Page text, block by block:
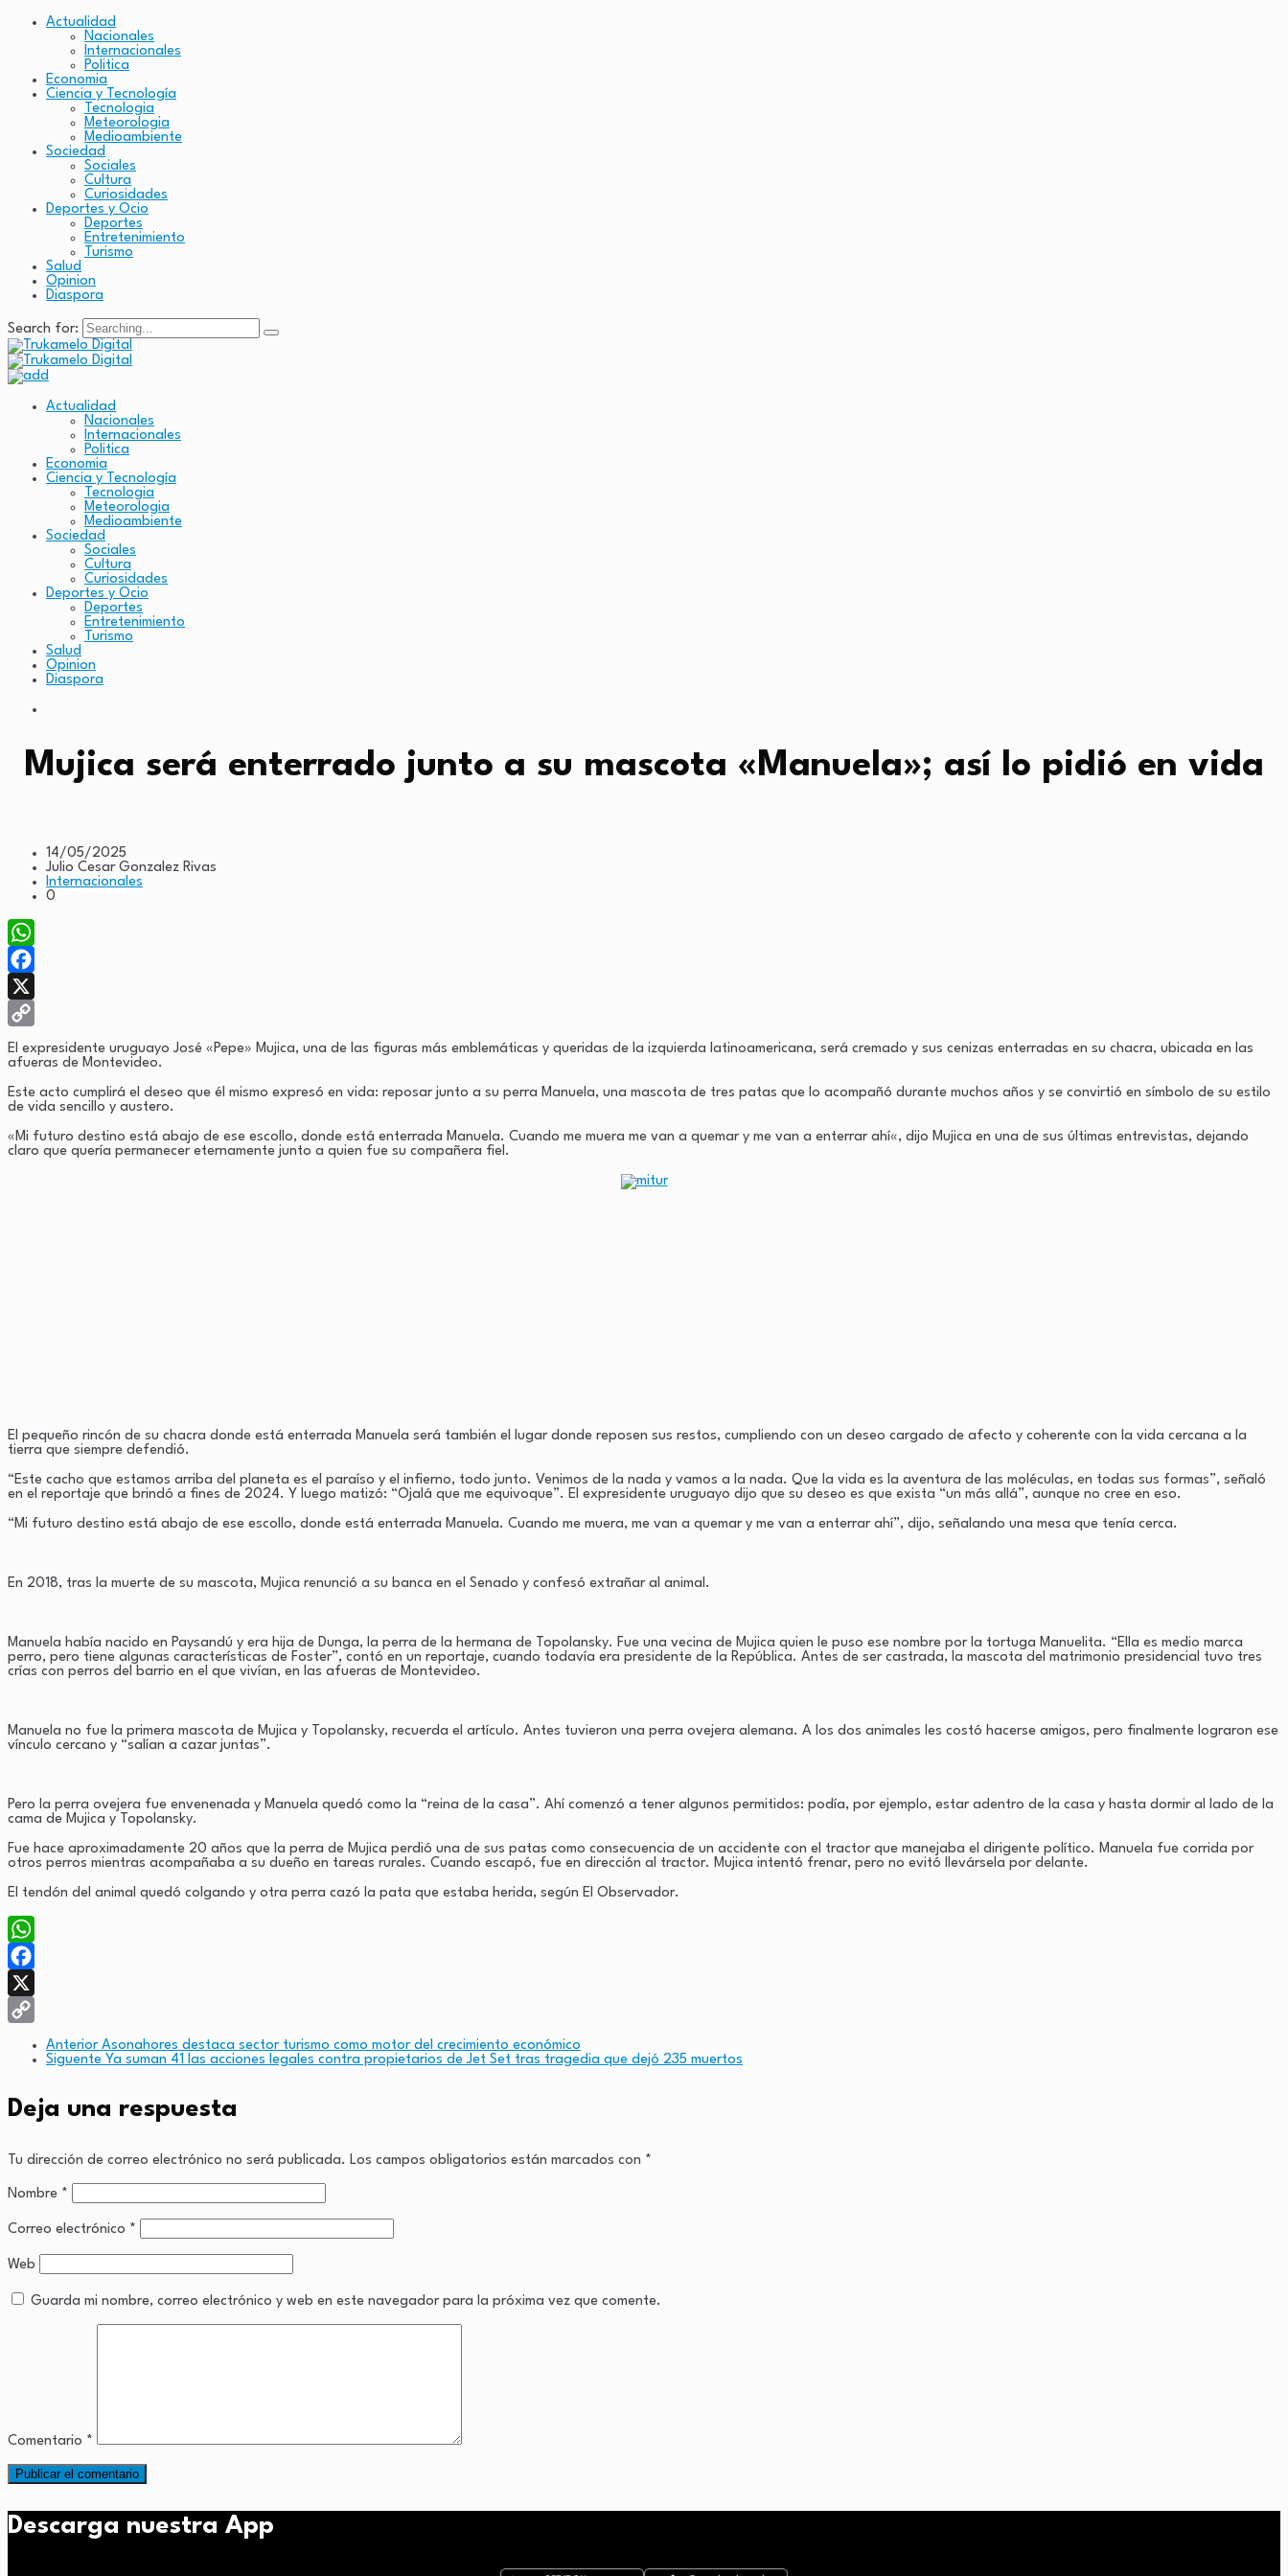
Actualidad
Nacionales
Internacionales
Politica
Economia
Ciencia y Tecnología
Tecnologia
Meteorologia
Medioambiente
Sociedad
Sociales
Cultura
Curiosidades
Deportes y Ocio
Deportes
Entretenimiento
Turismo
Salud
Opinion
Diaspora
Search for:
Actualidad
Nacionales
Internacionales
Politica
Economia
Ciencia y Tecnología
Tecnologia
Meteorologia
Medioambiente
Sociedad
Sociales
Cultura
Curiosidades
Deportes y Ocio
Deportes
Entretenimiento
Turismo
Salud
Opinion
Diaspora
Mujica será enterrado junto a su mascota «Manuela»; así lo pidió en vida
14/05/2025
Julio Cesar Gonzalez Rivas
Internacionales
0
WhatsApp
Facebook
X
Copy
Link
El expresidente uruguayo José «Pepe» Mujica, una de las figuras más emblemáticas y queridas de la izquierda latinoamericana, será cremado y sus cenizas enterradas en su chacra, ubicada en las
afueras de Montevideo.
Este acto cumplirá el deseo que él mismo expresó en vida: reposar junto a su perra Manuela, una mascota de tres patas que lo acompañó durante muchos años y se convirtió en símbolo de su estilo
de vida sencillo y austero.
«Mi futuro destino está abajo de ese escollo, donde está enterrada Manuela. Cuando me muera me van a quemar y me van a enterrar ahí«, dijo Mujica en una de sus últimas entrevistas, dejando
claro que quería permanecer eternamente junto a quien fue su compañera fiel.
El pequeño rincón de su chacra donde está enterrada Manuela será también el lugar donde reposen sus restos, cumpliendo con un deseo cargado de afecto y coherente con la vida cercana a la
tierra que siempre defendió.
“Este cacho que estamos arriba del planeta es el paraíso y el infierno, todo junto. Venimos de la nada y vamos a la nada. Que la vida es la aventura de las moléculas, en todas sus formas”, señaló
en el reportaje que brindó a fines de 2024. Y luego matizó: “Ojalá que me equivoque”. El expresidente uruguayo dijo que su deseo es que exista “un más allá”, aunque no cree en eso.
“Mi futuro destino está abajo de ese escollo, donde está enterrada Manuela. Cuando me muera, me van a quemar y me van a enterrar ahí”, dijo, señalando una mesa que tenía cerca.
En 2018, tras la muerte de su mascota, Mujica renunció a su banca en el Senado y confesó extrañar al animal.
Manuela había nacido en Paysandú y era hija de Dunga, la perra de la hermana de Topolansky. Fue una vecina de Mujica quien le puso ese nombre por la tortuga Manuelita. “Ella es medio marca
perro, pero tiene algunas características de Foster”, contó en un reportaje, cuando todavía era presidente de la República. Antes de ser castrada, la mascota del matrimonio presidencial tuvo tres
crías con perros del barrio en el que vivían, en las afueras de Montevideo.
Manuela no fue la primera mascota de Mujica y Topolansky, recuerda el artículo. Antes tuvieron una perra ovejera alemana. A los dos animales les costó hacerse amigos, pero finalmente lograron ese
vínculo cercano y “salían a cazar juntas”.
Pero la perra ovejera fue envenenada y Manuela quedó como la “reina de la casa”. Ahí comenzó a tener algunos permitidos: podía, por ejemplo, estar adentro de la casa y hasta dormir al lado de la
cama de Mujica y Topolansky.
Fue hace aproximadamente 20 años que la perra de Mujica perdió una de sus patas como consecuencia de un accidente con el tractor que manejaba el dirigente político. Manuela fue corrida por
otros perros mientras acompañaba a su dueño en tareas rurales. Cuando escapó, fue en dirección al tractor. Mujica intentó frenar, pero no evitó llevársela por delante.
El tendón del animal quedó colgando y otra perra cazó la pata que estaba herida, según El Observador.
WhatsApp
Facebook
X
Anterior Asonahores destaca sector turismo como motor del crecimiento económico
Siguente Ya suman 41 las acciones legales contra propietarios de Jet Set tras tragedia que dejó 235 muertos
Deja una respuesta
Tu dirección de correo electrónico no será publicada. Los campos obligatorios están marcados con *
Nombre *
Correo electrónico *
Web
Guarda mi nombre, correo electrónico y web en este navegador para la próxima vez que comente.
Comentario *
Descarga nuestra App